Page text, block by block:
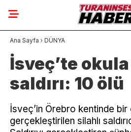
Ana Sayfa › DÜNYA
İsveç’te
saldırı: 10 ölü
İsveç’in Örebro kentinde
gerçekleştirilen silahlı